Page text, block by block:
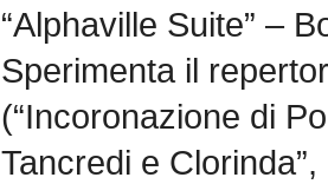
“Alphaville Suite” –
Sperimenta il
(“Incoronazione di
Tancredi e